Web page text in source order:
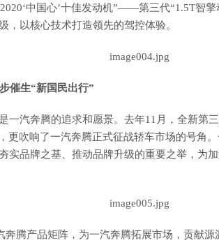
中国心’十佳发动机”——第三代“1.5T智
，以核心技术打造领先的驾控体验。
催生“新国民出行”
一汽奔腾的追求和愿景。去年11月，全新第
更吹响了一汽奔腾正式征战轿车市场的号角
实品牌之基、推动品牌升级的重要之举，为
奔腾产品矩阵，为一汽奔腾拓展市场，贡献